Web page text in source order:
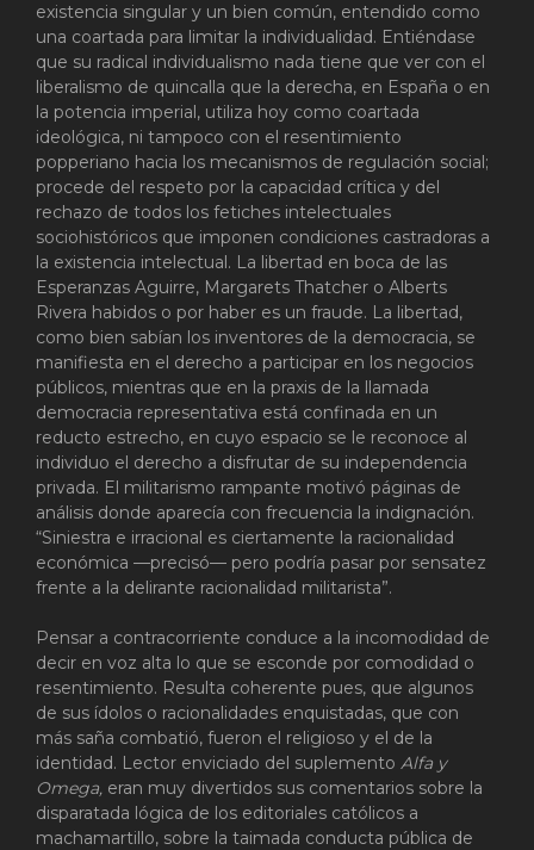
existencia singular y un bien común, entendido como
una coartada para limitar la individualidad. Entiéndase
que su radical individualismo nada tiene que ver con el
liberalismo de quincalla que la derecha, en España o en
la potencia imperial, utiliza hoy como coartada
ideológica, ni tampoco con el resentimiento
popperiano hacia los mecanismos de regulación social;
procede del respeto por la capacidad crítica y del
rechazo de todos los fetiches intelectuales
sociohistóricos que imponen condiciones castradoras a
la existencia intelectual. La libertad en boca de las
Esperanzas Aguirre, Margarets Thatcher o Alberts
Rivera habidos o por haber es un fraude. La libertad,
como bien sabían los inventores de la democracia, se
manifiesta en el derecho a participar en los negocios
públicos, mientras que en la praxis de la llamada
democracia representativa está confinada en un
reducto estrecho, en cuyo espacio se le reconoce al
individuo el derecho a disfrutar de su independencia
privada. El militarismo rampante motivó páginas de
análisis donde aparecía con frecuencia la indignación.
“Siniestra e irracional es ciertamente la racionalidad
económica —precisó— pero podría pasar por sensatez
frente a la delirante racionalidad militarista”.
Pensar a contracorriente conduce a la incomodidad de
decir en voz alta lo que se esconde por comodidad o
resentimiento. Resulta coherente pues, que algunos
de sus ídolos o racionalidades enquistadas, que con
más saña combatió, fueron el religioso y el de la
identidad. Lector enviciado del suplemento Alfa y
Omega, eran muy divertidos sus comentarios sobre la
disparatada lógica de los editoriales católicos a
machamartillo, sobre la taimada conducta pública de